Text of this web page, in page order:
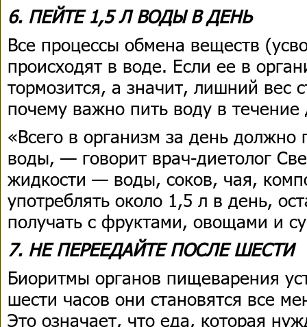
6. ПЕЙТЕ 1,5 Л ВОДЫ В ДЕНЬ
Все процессы обмена веществ
происходят в воде. Если ее в
тормозится, а значит, лишний вес
почему важно пить воду в течение
«Всего в организм за день должно
воды, — говорит врач-диетолог
жидкости — воды, соков, чая,
употреблять около 1,5 л в день,
получать с фруктами, овощами и
7. НЕ ПЕРЕЕДАЙТЕ ПОСЛЕ ШЕСТИ
Биоритмы органов пищеварения
шести часов они становятся все
Это означает, что еда, которая